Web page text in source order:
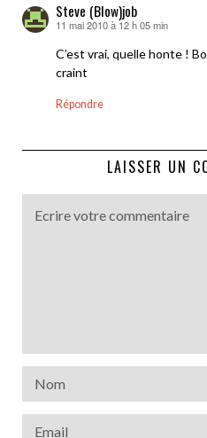
Steve (Blow)job
dit :
11 mai 2010 à 12 h 05 min
C’est vrai, quelle honte !
craint
Répondre
LAISSER UN